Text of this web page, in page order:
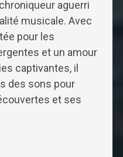
aguerri
musicale. Avec
pour les
et un amour
captivantes, il
des sons pour
et ses